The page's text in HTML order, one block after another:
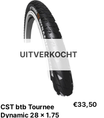
UITVERKOCHT
CST btb Tournee
Dynamic 28 x 1.75
€33,50